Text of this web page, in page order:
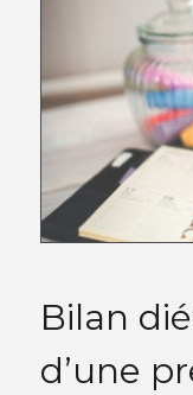
Bilan
d’une